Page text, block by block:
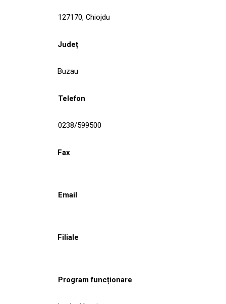
127170, Chiojdu
Județ
Buzau
Telefon
0238/599500
Fax
Email
Filiale
Program funcționare